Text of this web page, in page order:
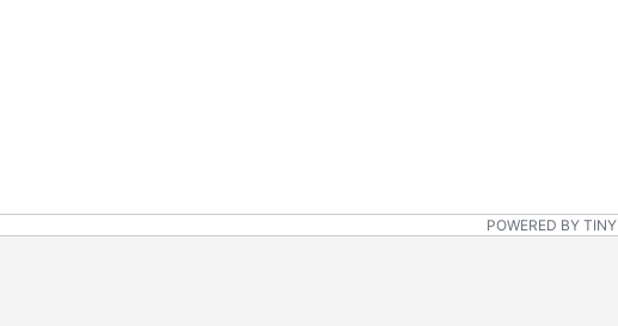
POWERED BY TINY